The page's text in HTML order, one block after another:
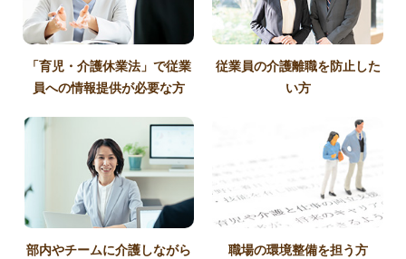
「育児・介護休業法」で従業
員への情報提供が必要な方
従業員の介護離職を防止した
い方
部内やチームに介護しながら
職場の環境整備を担う方